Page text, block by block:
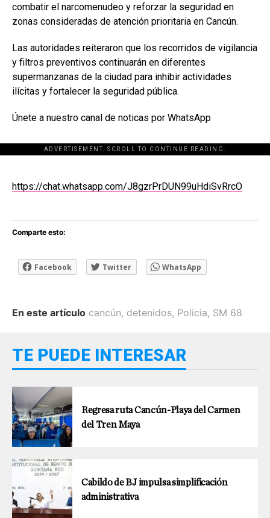
combatir el narcomenudeo y reforzar la seguridad en
zonas consideradas de atención prioritaria en Cancún.
Las autoridades reiteraron que los recorridos de vigilancia
y filtros preventivos continuarán en diferentes
supermanzanas de la ciudad para inhibir actividades
ilícitas y fortalecer la seguridad pública.
Únete a nuestro canal de noticas por WhatsApp
ADVERTISEMENT. SCROLL TO CONTINUE READING.
[adsforwp id="243463"]
https://chat.whatsapp.com/J8gzrPrDUN99uHdiSvRrcO
Comparte esto:
Facebook Twitter WhatsApp
En este artículo cancún, detenidos, Policia, SM 68
TE PUEDE INTERESAR
Regresa ruta Cancún-Playa del Carmen
del Tren Maya
Cabildo de BJ impulsa simplificación
administrativa